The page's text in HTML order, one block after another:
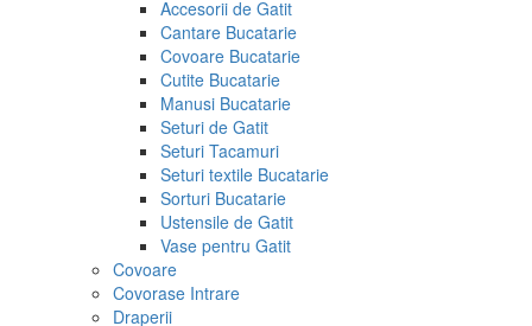
Accesorii de Gatit
Cantare Bucatarie
Covoare Bucatarie
Cutite Bucatarie
Manusi Bucatarie
Seturi de Gatit
Seturi Tacamuri
Seturi textile Bucatarie
Sorturi Bucatarie
Ustensile de Gatit
Vase pentru Gatit
Covoare
Covorase Intrare
Draperii